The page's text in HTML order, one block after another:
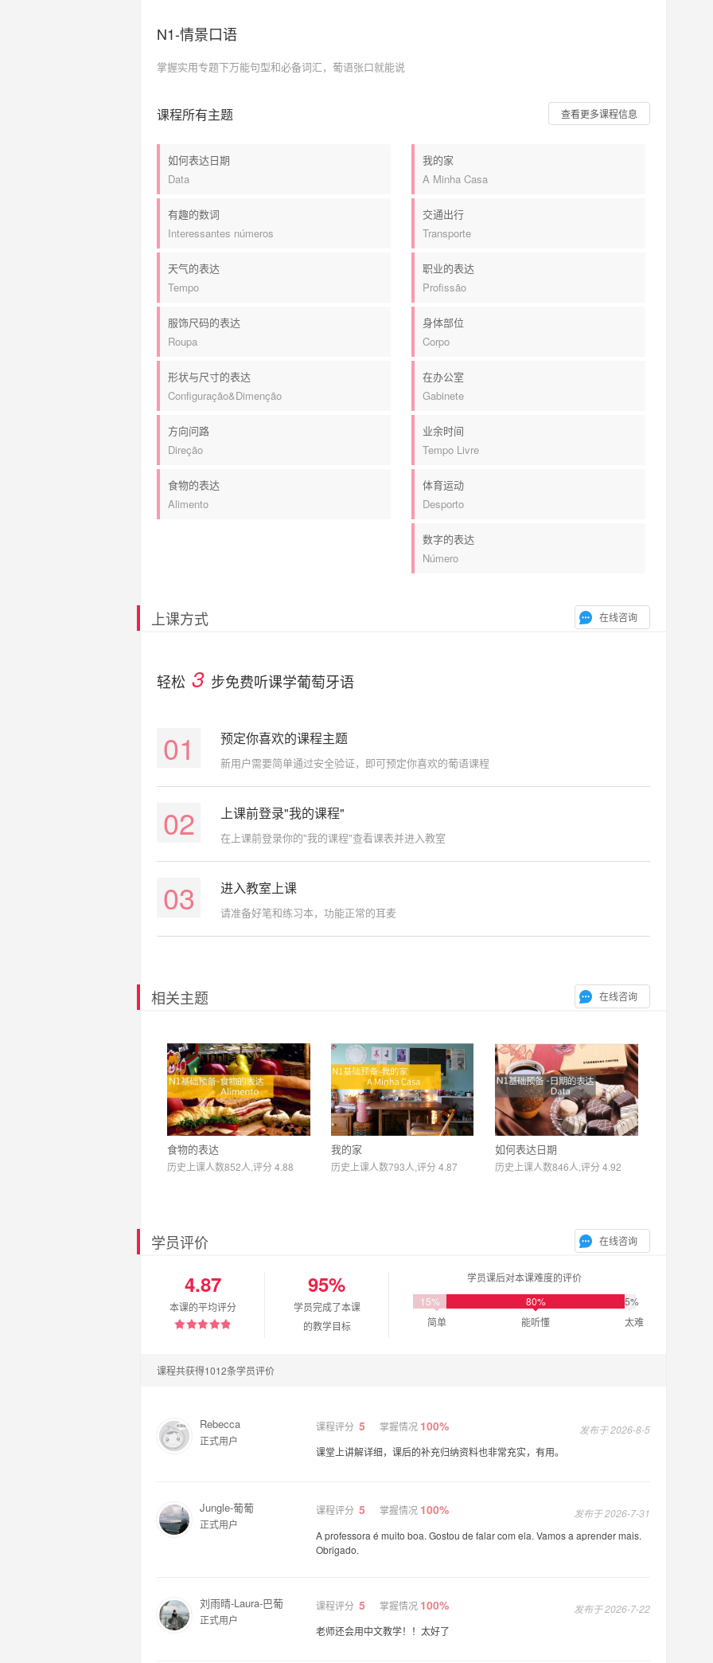
N1-情景口语
掌握实用专题下万能句型和必备词汇，葡语张口就能说
课程所有主题 查看更多课程信息
如何表达日期
Data
有趣的数词
Interessantes números
天气的表达
Tempo
服饰尺码的表达
Roupa
形状与尺寸的表达
Configuração&Dimenção
方向问路
Direção
食物的表达
Alimento
我的家
A Minha Casa
交通出行
Transporte
职业的表达
Profissão
身体部位
Corpo
在办公室
Gabinete
业余时间
Tempo Livre
体育运动
Desporto
数字的表达
Número
上课方式 在线咨询
轻松 3 步免费听课学葡萄牙语
01 预定你喜欢的课程主题
新用户需要简单通过安全验证，即可预定你喜欢的葡语课程
02 上课前登录"我的课程"
在上课前登录你的"我的课程"查看课表并进入教室
03 进入教室上课
请准备好笔和练习本，功能正常的耳麦
相关主题 在线咨询
食物的表达
历史上课人数852人,评分 4.88
我的家
历史上课人数793人,评分 4.87
如何表达日期
历史上课人数846人,评分 4.92
在线咨询
学员评价
4.87
本课的平均评分
95%
学员完成了本课
的教学目标
学员课后对本课难度的评价
15%
简单
80%
能听懂
5%
太难
课程共获得1012条学员评价
Rebecca
正式用户
课程评分 5 掌握情况 100%
发布于 2026-8-5
课堂上讲解详细，课后的补充归纳资料也非常充实，有用。
Jungle-葡葡
正式用户
课程评分 5 掌握情况 100%
发布于 2026-7-31
A professora é muito boa. Gostou de falar com ela. Vamos a aprender mais.
Obrigado.
刘雨晴-Laura-巴葡
正式用户
课程评分 5 掌握情况 100%
发布于 2026-7-22
老师还会用中文教学！！太好了